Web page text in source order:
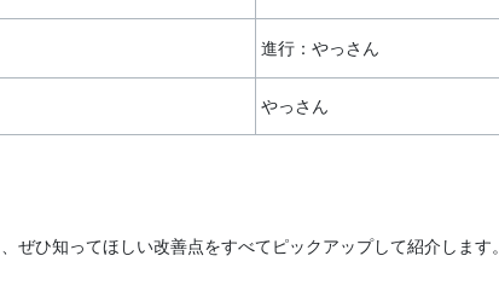
進行：やっさん
やっさん
ひ知ってほしい改善点をすべてピックアップして紹介します。